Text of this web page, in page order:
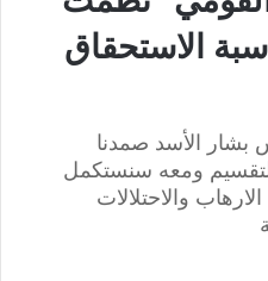
الاستحقاق
بشار الأسد صمدنا
ومعه سنستكمل
والاحتلالات